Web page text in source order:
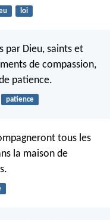
loi
par Dieu, saints et
de compassion,
patience.
patience
tous les
la maison de